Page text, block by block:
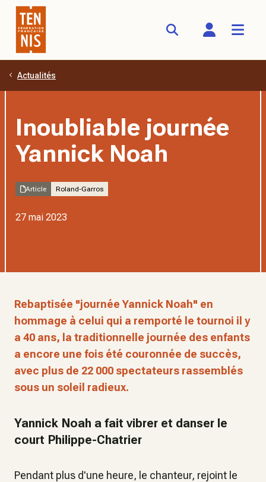
Aller au contenu principal
Actualités
Inoubliable journée
Yannick Noah
Article Roland-Garros
27 mai 2023
Rebaptisée "journée Yannick Noah" en
hommage à celui qui a remporté le tournoi il y
a 40 ans, la traditionnelle journée des enfants
a encore une fois été couronnée de succès,
avec plus de 22 000 spectateurs rassemblés
sous un soleil radieux.
Yannick Noah a fait vibrer et danser le
court Philippe-Chatrier
Pendant plus d'une heure, le chanteur, rejoint le